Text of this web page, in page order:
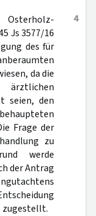
4
Js 3577/16
des für
da die
seien, den
Frage der
zu
werde
der Antrag
zugestellt.